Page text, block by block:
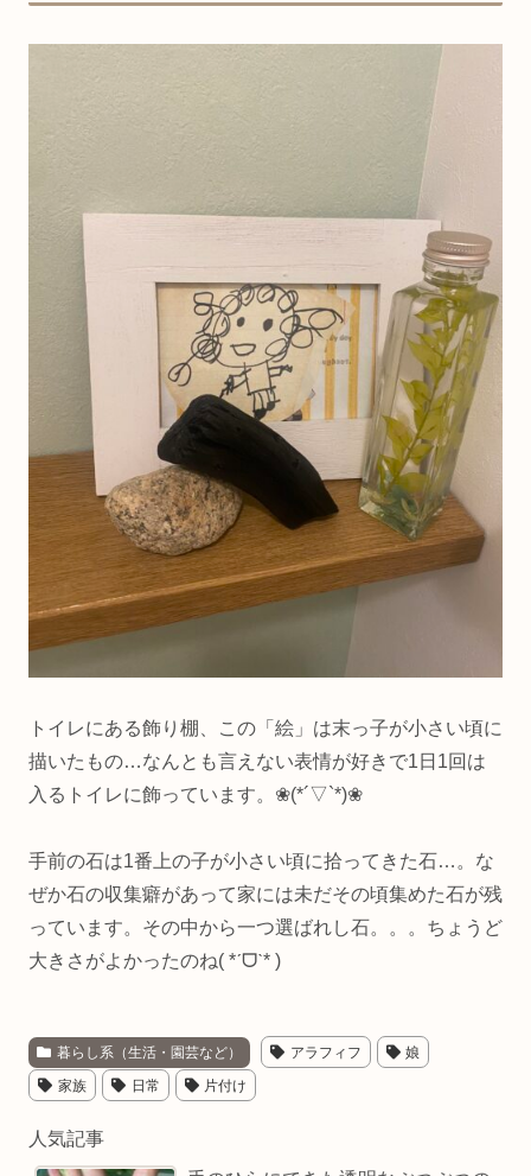
トイレにある飾り棚、この「絵」は末っ子が小さい頃に
描いたもの…なんとも言えない表情が好きで1日1回は
入るトイレに飾っています。❀(*´▽`*)❀
手前の石は1番上の子が小さい頃に拾ってきた石…。な
ぜか石の収集癖があって家には未だその頃集めた石が残
っています。その中から一つ選ばれし石。。。ちょうど
大きさがよかったのね( *ˊᗜˋ* )
暮らし系（生活・園芸など） アラフィフ 娘
家族 日常 片付け
人気記事